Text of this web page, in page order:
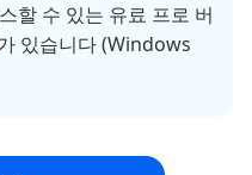
할 수 있는 유료 프로 버
있습니다 (Windows